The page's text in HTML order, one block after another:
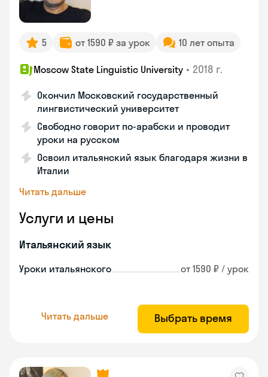
5 от 1590 ₽ за урок 10 лет опыта
Moscow State Linguistic University • 2018 г.
Окончил Московский государственный
лингвистический университет
Свободно говорит по-арабски и проводит
уроки на русском
Освоил итальянский язык благодаря жизни в
Италии
Читать дальше
Услуги и цены
Итальянский язык
Уроки итальянского от 1590 ₽ / урок
Читать дальше Выбрать время